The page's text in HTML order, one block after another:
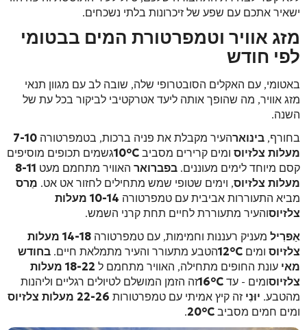
ישאיר אתכם עם שפע של זיכרונות בלתי נשכחים.
מזג אוויר וטמפרטורת המים בבטומי
לפי חודש
באטומי, עם האקלים הסובטרופי שלה, שובה לב עם מגוון תנאי
מזג אוויר, מה שהופך אותה ליעד אטרקטיבי לביקור בכל עת של
השנה.
בחורף, בינוארהעיר מקבלת את פניה ברכות, בטמפרטורה 7-10
מעלות צלזיוס ומים קרירים מסביב 10°Cגשמים תכופים מוסיפים
קסם מיוחד לימים מעוננים. בפברואר האוויר מתחמם מעט 8-11
מעלות צלזיוס, וימים שטופי שמש מתחילים לחזור אט אט. מַרס
מביא התעוררות אביבית עם טמפרטורה
10-14 מעלות
צלזיוסוהעיר מתעוררת לחיים תחת קרני השמש.
אַפּרִיל מעניק רעננות וחמימות, עם טמפרטורה
14-18 מעלות
צלזיוס ומים 12°Cהטבע מתעורר והעיר מתמלאת חיים. בחודש
מאי עונת החופים מתחילה, האוויר מתחמם ל
18-22 מעלות
צלזיוסומים - עד 16°Cזה הזמן המושלם לטיולים רגליים וליהנות
מהטבע. יוּנִי זה קיץ אמיתי עם טמפרטורות 22-26 מעלות צלזיוס
ומים חמים מסביב 20°C
.